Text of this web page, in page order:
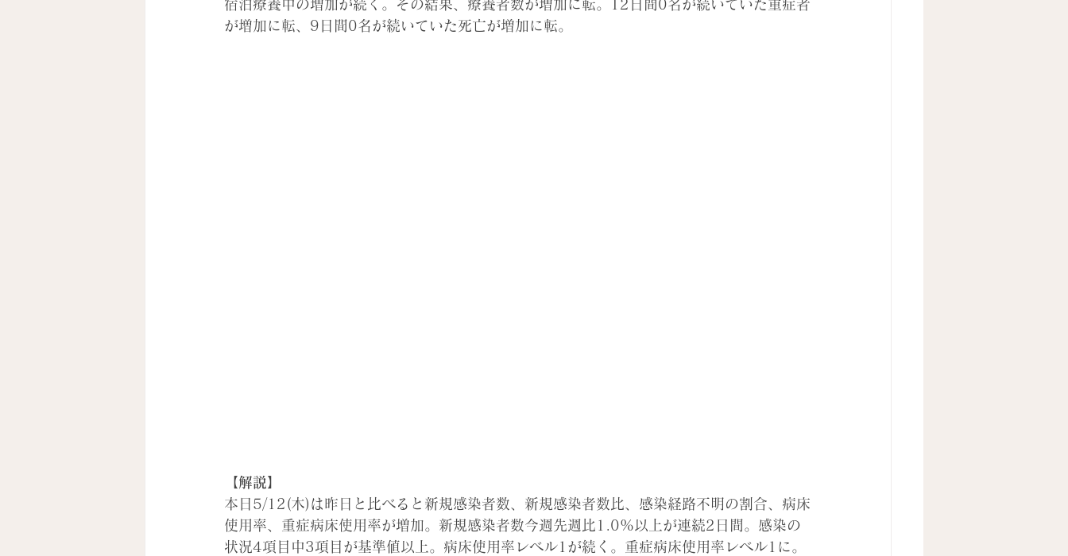
宿泊療養中の増加が続く。その結果、療養者数が増加に転。12日間0名が続いていた重症者
が増加に転、9日間0名が続いていた死亡が増加に転。
【解説】
本日5/12(木)は昨日と比べると新規感染者数、新規感染者数比、感染経路不明の割合、病床
使用率、重症病床使用率が増加。新規感染者数今週先週比1.0%以上が連続2日間。感染の
状況4項目中3項目が基準値以上。病床使用率レベル1が続く。重症病床使用率レベル1に。